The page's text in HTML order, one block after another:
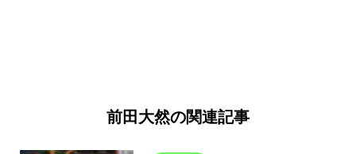
前田大然の関連記事